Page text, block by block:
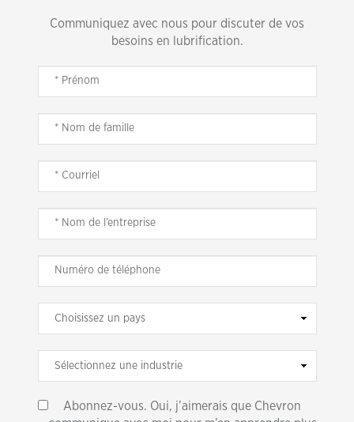
Communiquez avec nous pour discuter de vos
besoins en lubrification.
Abonnez-vous. Oui, j’aimerais que Chevron